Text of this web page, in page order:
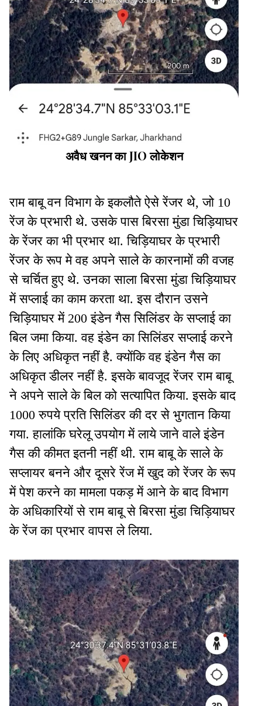
अवैध खनन का JIO लोकेशन
राम बाबू वन विभाग के इकलौते ऐसे रेंजर थे, जो 10
रेंज के प्रभारी थे. उसके पास बिरसा मुंडा चिड़ियाघर
के रेंजर का भी प्रभार था. चिड़ियाघर के प्रभारी
रेंजर के रूप मे वह अपने साले के कारनामों की वजह
से चर्चित हुए थे. उनका साला बिरसा मुंडा चिड़ियाघर
में सप्लाई का काम करता था. इस दौरान उसने
चिड़ियाघर में 200 इंडेन गैस सिलिंडर के सप्लाई का
बिल जमा किया. वह इंडेन का सिलिंडर सप्लाई करने
के लिए अधिकृत नहीं है. क्योंकि वह इंडेन गैस का
अधिकृत डीलर नहीं है. इसके बावजूद रेंजर राम बाबू
ने अपने साले के बिल को सत्यापित किया. इसके बाद
1000 रुपये प्रति सिलिंडर की दर से भुगतान किया
गया. हालांकि घरेलू उपयोग में लाये जाने वाले इंडेन
गैस की कीमत इतनी नहीं थी. राम बाबू के साले के
सप्लायर बनने और दूसरे रेंज में खुद को रेंजर के रूप
में पेश करने का मामला पकड़ में आने के बाद विभाग
के अधिकारियों से राम बाबू से बिरसा मुंडा चिड़ियाघर
के रेंज का प्रभार वापस ले लिया.